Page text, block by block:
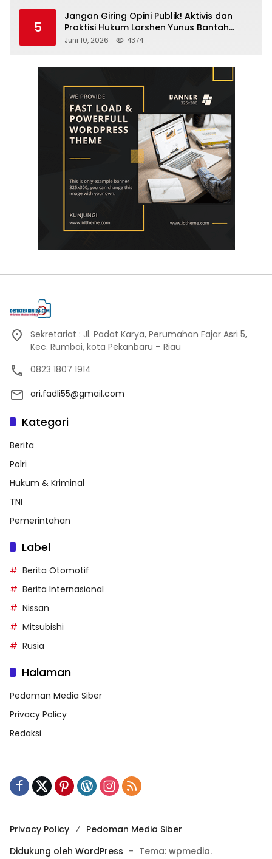
5
Jangan Giring Opini Publik! Aktivis dan
Praktisi Hukum Larshen Yunus Bantah
Tuduhan Soal Gelar Profesor Sufmi Dasco
Juni 10, 2026 4374
Sekretariat : Jl. Padat Karya, Perumahan Fajar Asri 5,
Kec. Rumbai, kota Pekanbaru – Riau
0823 1807 1914
ari.fadli55@gmail.com
Kategori
Berita
Polri
Hukum & Kriminal
TNI
Pemerintahan
Label
Berita Otomotif
Berita Internasional
Nissan
Mitsubishi
Rusia
Halaman
Pedoman Media Siber
Privacy Policy
Redaksi
Privacy Policy
Pedoman Media Siber
Didukung oleh WordPress - Tema: wpmedia.